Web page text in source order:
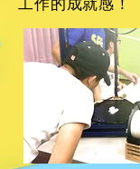
工作的成就感！